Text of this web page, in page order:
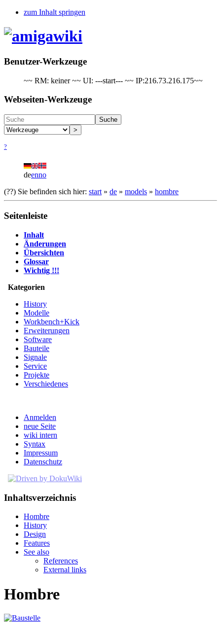
zum Inhalt springen
Benutzer-Werkzeuge
~~ RM: keiner ~~ UI: ---start--- ~~ IP:216.73.216.175~~
Webseiten-Werkzeuge
Suche
>
?
deenno
(??) Sie befinden sich hier: start » de » models » hombre
Seitenleiste
Inhalt
Änderungen
Übersichten
Glossar
Wichtig !!!
Kategorien
History
Modelle
Workbench+Kick
Erweiterungen
Software
Bauteile
Signale
Service
Projekte
Verschiedenes
Anmelden
neue Seite
wiki intern
Syntax
Impressum
Datenschutz
Inhaltsverzeichnis
Hombre
History
Design
Features
See also
References
External links
Hombre